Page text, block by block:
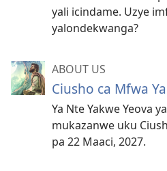
yali icindame. Uzye
yalondekwanga?
ABOUT US
Ciusho ca Mfwa
Ya Nte Yakwe Yeova
mukazanwe uku
pa 22 Maaci, 2027.